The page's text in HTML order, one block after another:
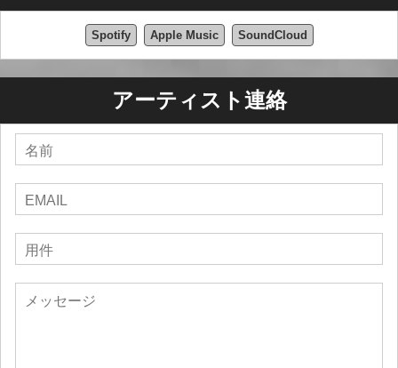
Spotify Apple Music SoundCloud
アーティスト連絡